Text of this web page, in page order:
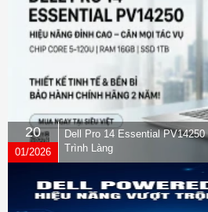
20
01/2026
Dell Pro 14 Essential PV14250
Trình Làng